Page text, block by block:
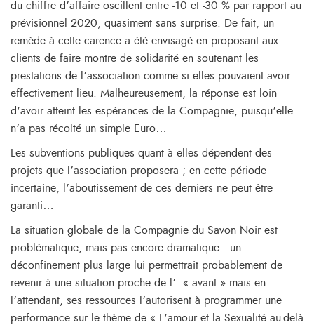
du chiffre d’affaire oscillent entre -10 et -30 % par rapport au
prévisionnel 2020, quasiment sans surprise. De fait, un
remède à cette carence a été envisagé en proposant aux
clients de faire montre de solidarité en soutenant les
prestations de l’association comme si elles pouvaient avoir
effectivement lieu. Malheureusement, la réponse est loin
d’avoir atteint les espérances de la Compagnie, puisqu’elle
n’a pas récolté un simple Euro…
Les subventions publiques quant à elles dépendent des
projets que l’association proposera ; en cette période
incertaine, l’aboutissement de ces derniers ne peut être
garanti…
La situation globale de la Compagnie du Savon Noir est
problématique, mais pas encore dramatique : un
déconfinement plus large lui permettrait probablement de
revenir à une situation proche de l’ « avant » mais en
l’attendant, ses ressources l’autorisent à programmer une
performance sur le thème de « L’amour et la Sexualité au-delà